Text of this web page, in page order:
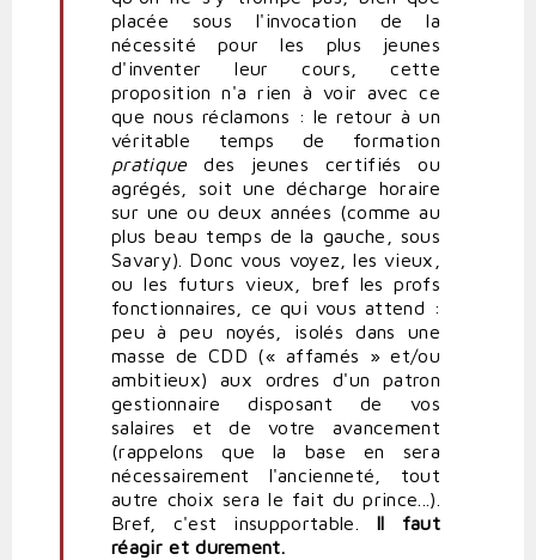
placée sous l'invocation de la
nécessité pour les plus jeunes
d'inventer leur cours, cette
proposition n'a rien à voir avec ce
que nous réclamons : le retour à un
véritable temps de formation
pratiquedes jeunes certifiés ou
agrégés, soit une décharge horaire
sur une ou deux années (comme au
plus beau temps de la gauche, sous
Savary). Donc vous voyez, les vieux,
ou les futurs vieux, bref les profs
fonctionnaires, ce qui vous attend :
peu à peu noyés, isolés dans une
masse de CDD (« affamés » et/ou
ambitieux) aux ordres d'un patron
gestionnaire disposant de vos
salaires et de votre avancement
(rappelons que la base en sera
nécessairement l'ancienneté, tout
autre choix sera le fait du prince...).
Bref, c'est insupportable. Il faut
réagir et durement.